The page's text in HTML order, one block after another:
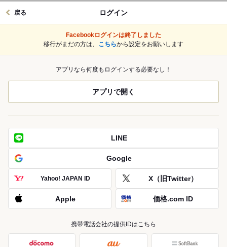
ログイン
戻る
Facebookログインは終了しました
移行がまだの方は、 こちらから設定をお願いします
アプリなら何度もログインする必要なし！
アプリで開く
LINE
Google
Yahoo! JAPAN ID X（旧Twitter）
Apple 価格.com ID
携帯電話会社の提供IDはこちら